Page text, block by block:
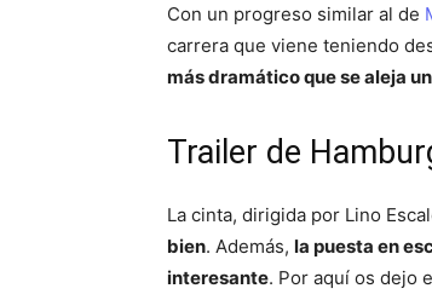
Con un progreso similar al de
carrera que viene teniendo
más dramático que se aleja
Trailer de
La cinta, dirigida por Lino
bien. Además, la puesta en
interesante. Por aquí os dejo